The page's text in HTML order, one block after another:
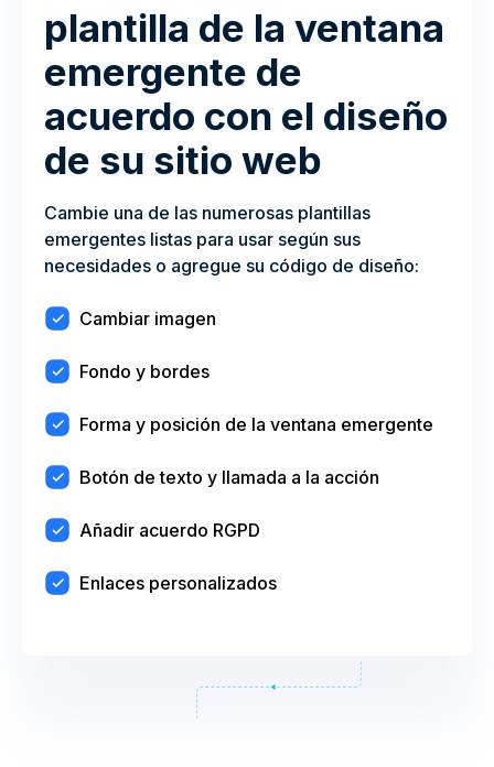
plantilla de la ventana
emergente de
acuerdo con el diseño
de su sitio web
Cambie una de las numerosas plantillas
emergentes listas para usar según sus
necesidades o agregue su código de diseño:
Cambiar imagen
Fondo y bordes
Forma y posición de la ventana emergente
Botón de texto y llamada a la acción
Añadir acuerdo RGPD
Enlaces personalizados